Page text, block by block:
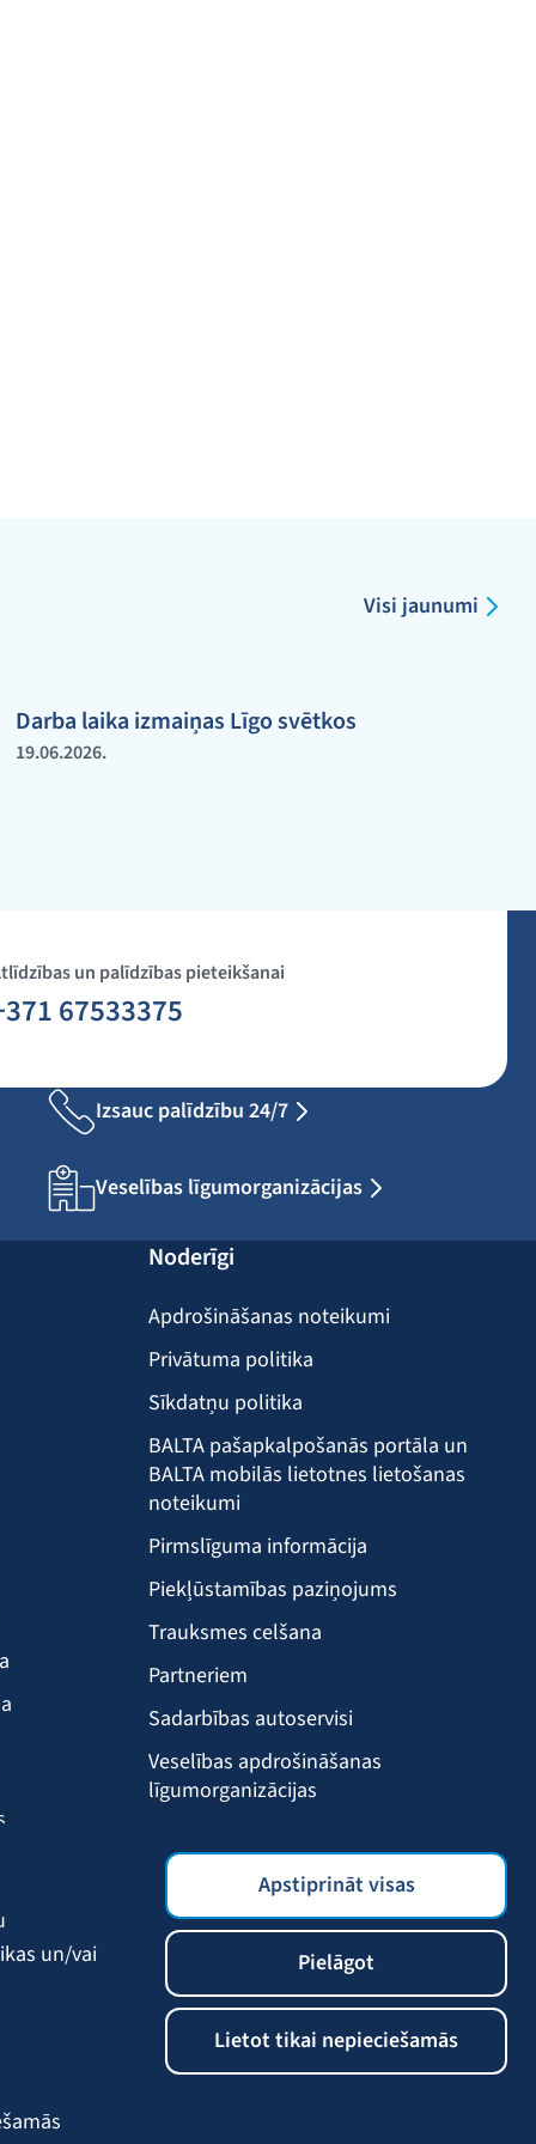
un/vai
Apstiprināt visas
Pielāgot
Lietot tikai nepieciešamās
Visi jaunumi
Darba laika izmaiņas Līgo svētkos
19.06.2026.
un palīdzības pieteikšanai
67533375
Izsauc palīdzību 24/7
Veselības līgumorganizācijas
Noderīgi
Apdrošināšanas noteikumi
Privātuma politika
Sīkdatņu politika
BALTA pašapkalpošanās portāla un
BALTA mobilās lietotnes lietošanas
noteikumi
Pirmslīguma informācija
Piekļūstamības paziņojums
Trauksmes celšana
Partneriem
Sadarbības autoservisi
Veselības apdrošināšanas
līgumorganizācijas
BALTA mobilā lietotne
Klientu labumi